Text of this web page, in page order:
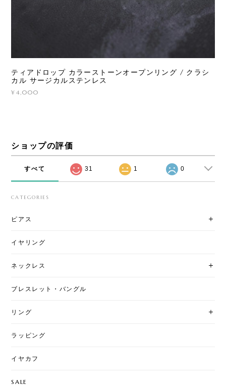
ティアドロップ カラーストーンオープンリング / クラシ
カル サージカルステンレス
¥4,000
ショップの評価
すべて 31 1 0
CATEGORIES
ピアス
イヤリング
ネックレス
ブレスレット・バングル
リング
ラッピング
イヤカフ
SALE